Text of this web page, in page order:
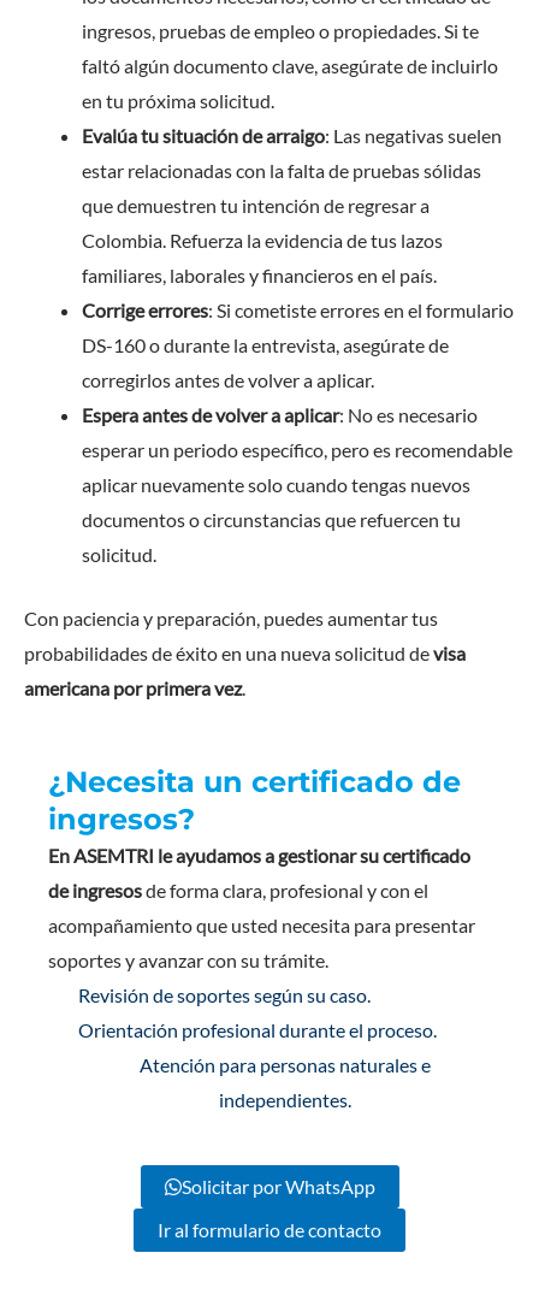
ingresos, pruebas de empleo o propiedades. Si te
faltó algún documento clave, asegúrate de incluirlo
en tu próxima solicitud.
Evalúa tu situación de arraigo: Las negativas suelen
estar relacionadas con la falta de pruebas sólidas
que demuestren tu intención de regresar a
Colombia. Refuerza la evidencia de tus lazos
familiares, laborales y financieros en el país.
Corrige errores: Si cometiste errores en el formulario
DS-160 o durante la entrevista, asegúrate de
corregirlos antes de volver a aplicar.
Espera antes de volver a aplicar: No es necesario
esperar un periodo específico, pero es recomendable
aplicar nuevamente solo cuando tengas nuevos
documentos o circunstancias que refuercen tu
solicitud.
Con paciencia y preparación, puedes aumentar tus
probabilidades de éxito en una nueva solicitud devisa
americana por primera vez.
¿Necesita un certificado de
ingresos?
En ASEMTRI le ayudamos a gestionar su certificado
de ingresosde forma clara, profesional y con el
acompañamiento que usted necesita para presentar
soportes y avanzar con su trámite.
Revisión de soportes según su caso.
Orientación profesional durante el proceso.
Atención para personas naturales e
independientes.
Solicitar por WhatsApp
Ir al formulario de contacto